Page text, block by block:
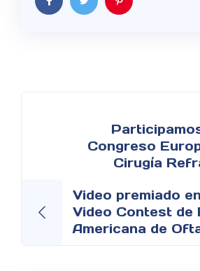
entradas
Congreso
Cirugía
Video premiado
Video Contest de
Americana de